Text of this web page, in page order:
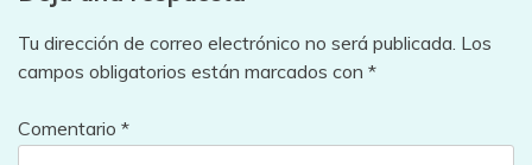
Tu dirección de correo electrónico no será publicada. Los
campos obligatorios están marcados con *
Comentario *